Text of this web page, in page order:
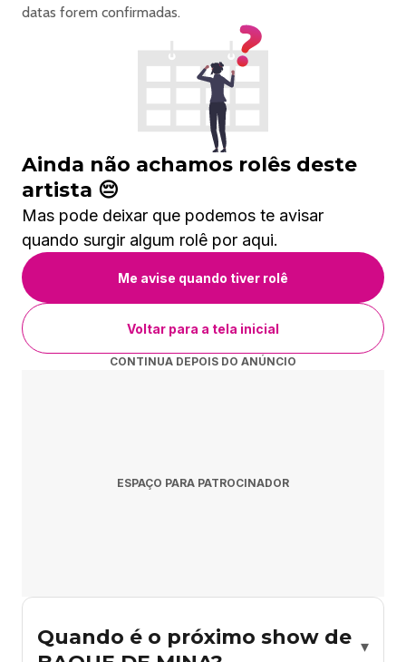
datas forem confirmadas.
Ainda não achamos rolês deste
artista 😔
Mas pode deixar que podemos te avisar
quando surgir algum rolê por aqui.
Me avise quando tiver rolê
Voltar para a tela inicial
CONTINUA DEPOIS DO ANÚNCIO
ESPAÇO PARA PATROCINADOR
Quando é o próximo show de ▾